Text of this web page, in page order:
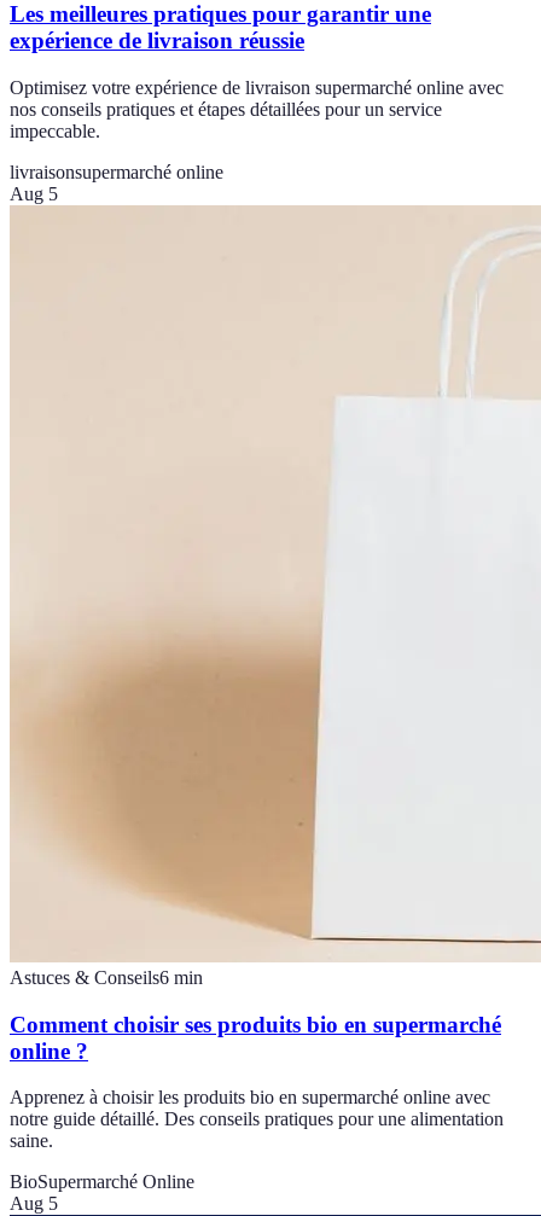
Les meilleures pratiques pour garantir une
expérience de livraison réussie
Optimisez votre expérience de livraison supermarché online avec
nos conseils pratiques et étapes détaillées pour un service
impeccable.
livraisonsupermarché online
Aug 5
Astuces & Conseils6 min
Comment choisir ses produits bio en supermarché
online ?
Apprenez à choisir les produits bio en supermarché online avec
notre guide détaillé. Des conseils pratiques pour une alimentation
saine.
BioSupermarché Online
Aug 5